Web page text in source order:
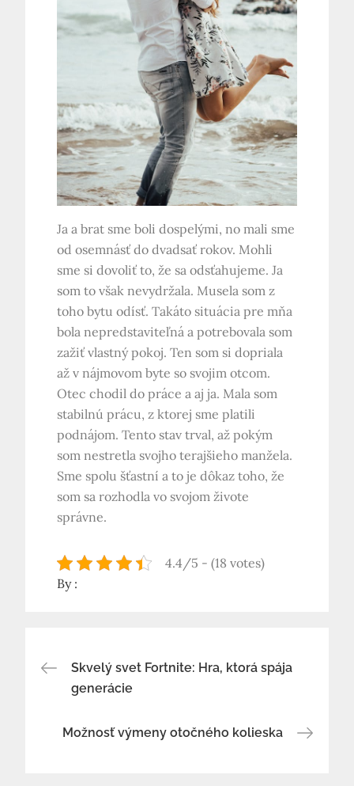
Ja a brat sme boli dospelými, no mali sme
od osemnásť do dvadsať rokov. Mohli
sme si dovoliť to, že sa odsťahujeme. Ja
som to však nevydržala. Musela som z
toho bytu odísť. Takáto situácia pre mňa
bola nepredstaviteľná a potrebovala som
zažiť vlastný pokoj. Ten som si dopriala
až v nájmovom byte so svojim otcom.
Otec chodil do práce a aj ja. Mala som
stabilnú prácu, z ktorej sme platili
podnájom. Tento stav trval, až pokým
som nestretla svojho terajšieho manžela.
Sme spolu šťastní a to je dôkaz toho, že
som sa rozhodla vo svojom živote
správne.
4.4/5 - (18 votes)
By :
Navigace
pro
příspěvek
Skvelý svet Fortnite: Hra, ktorá spája
generácie
Možnosť výmeny otočného kolieska